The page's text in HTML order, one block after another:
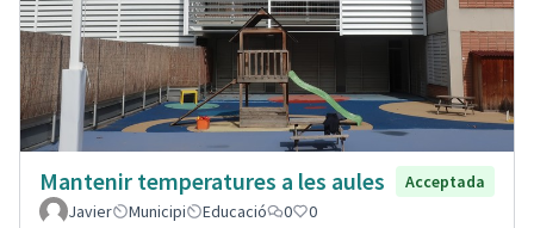
Mantenir temperatures a les aules
Acceptada
Javier
Municipi Educació 0 0